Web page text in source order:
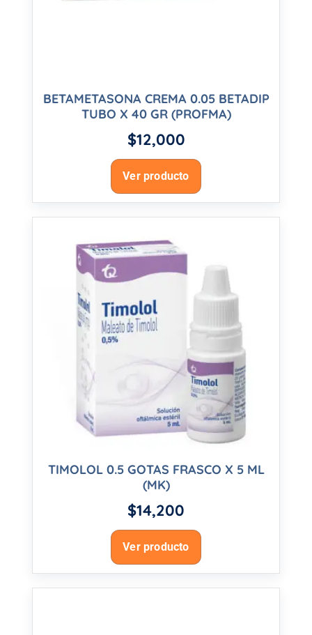
BETAMETASONA CREMA 0.05 BETADIP
TUBO X 40 GR (PROFMA)
$12,000
Ver producto
TIMOLOL 0.5 GOTAS FRASCO X 5 ML
(MK)
$14,200
Ver producto